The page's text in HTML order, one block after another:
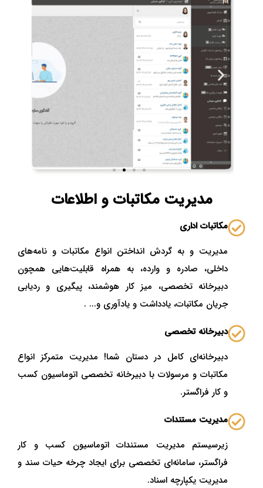
مدیریت مکاتبات و اطلاعات
مکاتبات اداری
مدیریت و به گردش انداختن انواع مکاتبات و نامه‌های
داخلی، صادره و وارده، به همراه قابلیت‌هایی همچون
دبیرخانه تخصصی، میز کار هوشمند، پیگیری و ردیابی
جریان مکاتبات، یادداشت و یادآوری و... .
دبیرخانه تخصصی
دبیرخانه‌ای کامل در دستان شما! مدیریت متمرکز انواع
مکاتبات و مرسولات با دبیرخانه تخصصی اتوماسیون کسب
و کار فراگستر.
مدیریت مستندات
زیرسیستم مدیریت مستندات اتوماسیون کسب و کار
فراگستر، سامانه‌ای تخصصی برای ایجاد چرخه حیات سند و
مدیریت یکپارچه اسناد.​